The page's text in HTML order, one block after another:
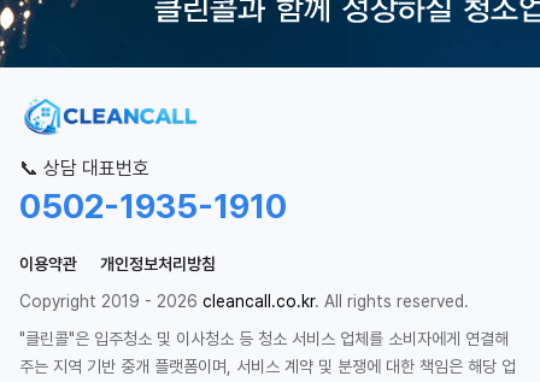
📞 상담 대표번호
0502-1935-1910
이용약관
개인정보처리방침
Copyright 2019 - 2026 cleancall.co.kr. All rights reserved.
"클린콜"은 입주청소 및 이사청소 등 청소 서비스 업체를 소비자에게 연결해
주는 지역 기반 중개 플랫폼이며, 서비스 계약 및 분쟁에 대한 책임은 해당 업